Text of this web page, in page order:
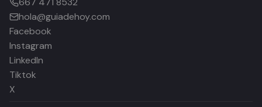
hola@guiadehoy.com
Facebook
Instagram
LinkedIn
Tiktok
X